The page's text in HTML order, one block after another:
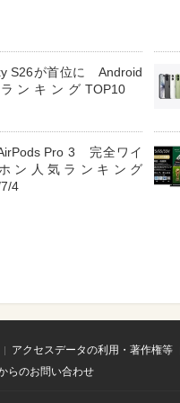
S26が首位に Android
ンキングTOP10
Pro 3 完全ワイ
ン人気ランキング
4
アクセスデータの利用・著作権等
らのお問い合わせ